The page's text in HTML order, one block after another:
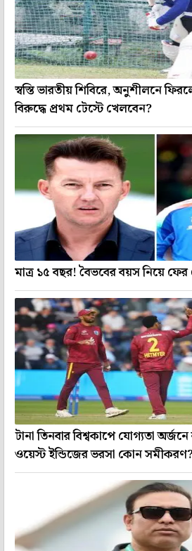
স্বস্তি ভারতীয় শিবিরে, অনুশীলনে
বিরুদ্ধে প্রথম টেস্টে খেলবেন?
মাত্র ১৫ বছর! বৈভবের বয়স নিয়ে ফের
টানা তিনবার বিশ্বকাপে যোগ্যতা
ওয়েস্ট ইন্ডিজের ভরসা কোন